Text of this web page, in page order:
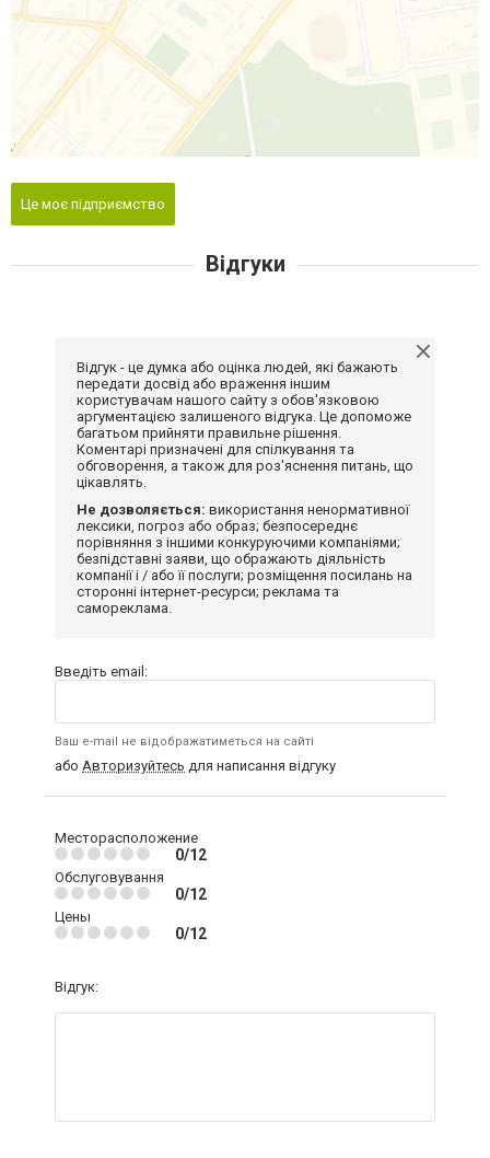
Це моє підприємство
Відгуки
Відгук - це думка або оцінка людей, які бажають
передати досвід або враження іншим
користувачам нашого сайту з обов'язковою
аргументацією залишеного відгука. Це допоможе
багатьом прийняти правильне рішення.
Коментарі призначені для спілкування та
обговорення, а також для роз'яснення питань, що
цікавлять.
Не дозволяється: використання ненормативної
лексики, погроз або образ; безпосереднє
порівняння з іншими конкуруючими компаніями;
безпідставні заяви, що ображають діяльність
компанії і / або її послуги; розміщення посилань на
сторонні інтернет-ресурси; реклама та
самореклама.
Введіть email:
Ваш e-mail не відображатиметься на сайті
або Авторизуйтесь для написання відгуку
Месторасположение
0/12
Обслуговування
0/12
Цены
0/12
Відгук: